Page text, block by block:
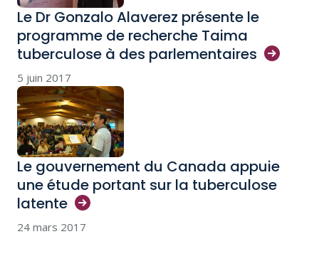
Le Dr Gonzalo Alaverez présente le
programme de recherche Taima
tuberculose à des parlementaires
5 juin 2017
Le gouvernement du Canada appuie
une étude portant sur la tuberculose
latente
24 mars 2017